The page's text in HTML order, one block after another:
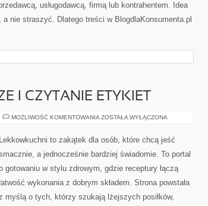
usługodawcą, firmą lub kontrahentem. Idea
nie straszyć. Dlatego treści w BlogdlaKonsumenta.pl
I CZYTANIE ETYKIET
MOŻLIWOŚĆ KOMENTOWANIA ZAKUPY
CZYTANIE
ETYKIET
ZOSTAŁA WYŁĄCZONA
Lekkowkuchni to zakątek dla osób, które chcą jeść
a jednocześnie bardziej świadomie. To portal
gotowaniu w stylu zdrowym, gdzie receptury łączą
wykonania z dobrym składem. Strona powstała
myślą o tych, którzy szukają lżejszych posiłków,